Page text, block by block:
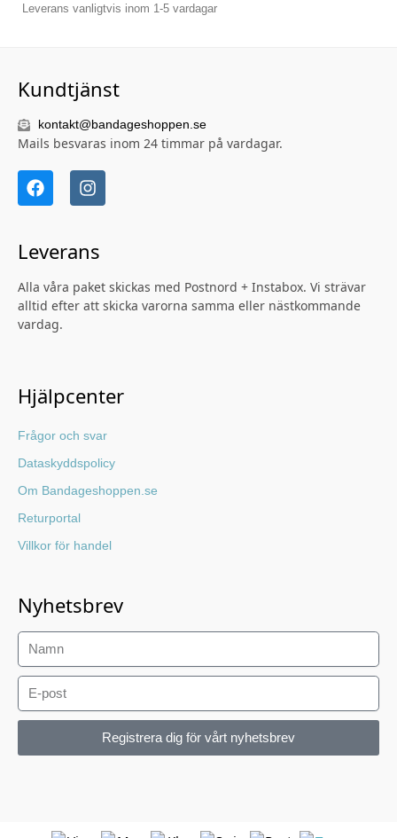
Leverans vanligtvis inom 1-5 vardagar
Kundtjänst
kontakt@bandageshoppen.se
Mails besvaras inom 24 timmar på vardagar.
Leverans
Alla våra paket skickas med Postnord + Instabox. Vi strävar
alltid efter att skicka varorna samma eller nästkommande
vardag.
Hjälpcenter
Frågor och svar
Dataskyddspolicy
Om Bandageshoppen.se
Returportal
Villkor för handel
Nyhetsbrev
Registrera dig för vårt nyhetsbrev